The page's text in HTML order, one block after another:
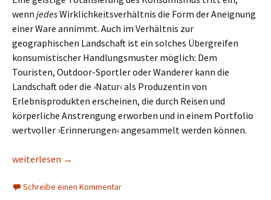
wenn jedesWirklichkeitsverhältnis die Form der Aneignung
einer Ware annimmt. Auch im Verhältnis zur
geographischen Landschaft ist ein solches Übergreifen
konsumistischer Handlungsmuster möglich: Dem
Touristen, Outdoor-Sportler oder Wanderer kann die
Landschaft oder die ›Natur‹ als Produzentin von
Erlebnisprodukten erscheinen, die durch Reisen und
körperliche Anstrengung erworben und in einem Portfolio
wertvoller ›Erinnerungen‹ angesammelt werden können.
Exploration und Konsum: Landschaftswahrnehmung beim
weiterlesen →
Schreibe einen Kommentar